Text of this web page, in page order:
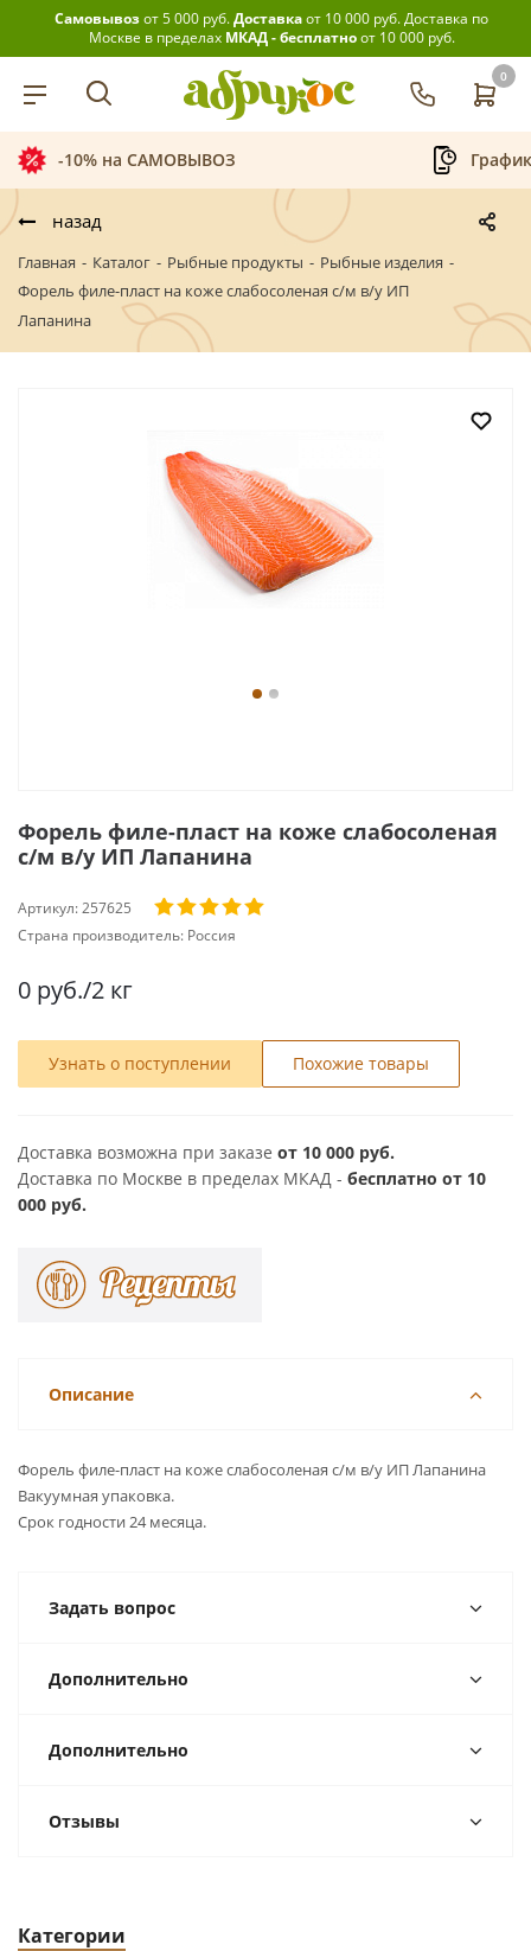
Самовывозот 5 000 руб.Доставкаот 10 000 руб.Доставка по
Москве в пределах МКАД - бесплатноот 10 000 руб.
0
График приёма заказов
назад
Главная - Каталог - Рыбные продукты - Рыбные изделия -
Форель филе-пласт на коже слабосоленая с/м в/у ИП
Лапанина
Форель филе-пласт на коже слабосоленая
с/м в/у ИП Лапанина
Артикул:257625
Страна производитель: Россия
0 руб./2 кг
Узнать о поступлении Похожие товары
Доставка возможна при заказе от 10 000 руб.
Доставка по Москве в пределах МКАД - бесплатно от 10
000 руб.
Описание
Форель филе-пласт на коже слабосоленая с/м в/у ИП Лапанина
Вакуумная упаковка.
Срок годности 24 месяца.
Задать вопрос
Дополнительно
Дополнительно
Отзывы
Категории